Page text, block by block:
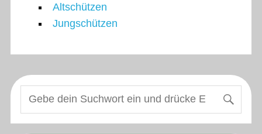
Altschützen
Jungschützen